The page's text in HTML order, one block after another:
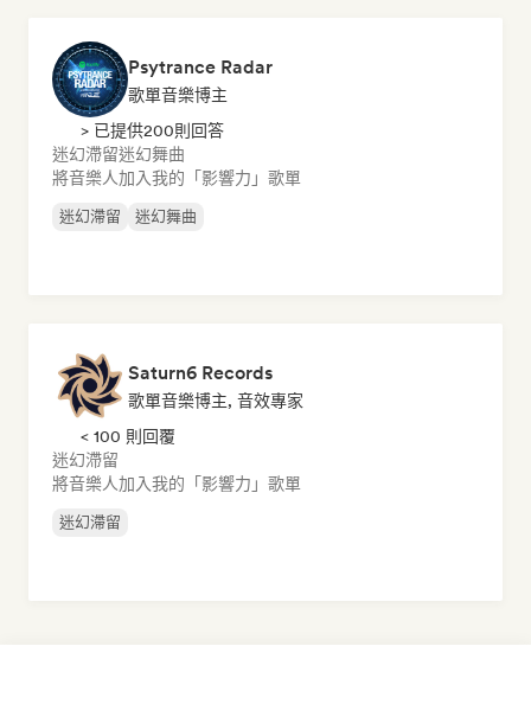
Psytrance Radar
歌單音樂博主
> 已提供200則回答
迷幻滯留迷幻舞曲
將音樂人加入我的「影響力」歌單
迷幻滯留 迷幻舞曲
Saturn6 Records
歌單音樂博主, 音效專家
< 100 則回覆
迷幻滯留
將音樂人加入我的「影響力」歌單
迷幻滯留